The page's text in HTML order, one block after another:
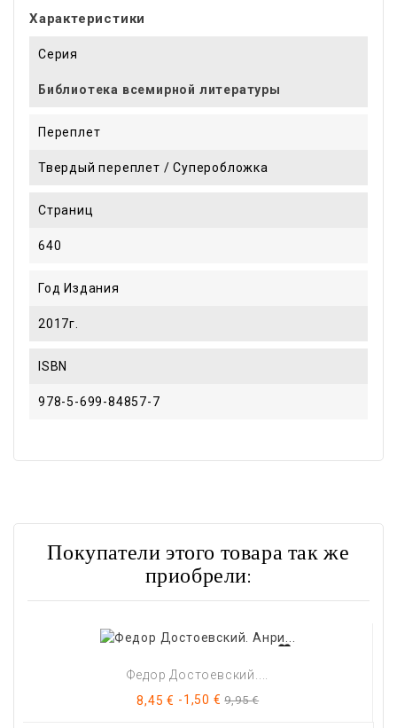
Характеристики
Серия
Библиотека всемирной литературы
Переплет
Твердый переплет / Суперобложка
Страниц
640
Год Издания
2017г.
ISBN
978-5-699-84857-7
Покупатели этого товара так же
приобрели:
Федор Достоевский....
Цена
8,45 € -1,50 € Базовая
9,95 €